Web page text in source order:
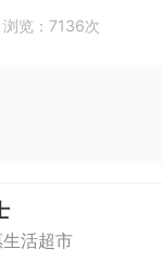
浏览：7136次
生活超市